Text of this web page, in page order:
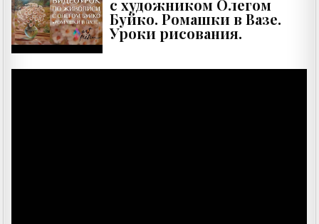
с художником Олегом
Буйко. Ромашки в Вазе.
Уроки рисования.